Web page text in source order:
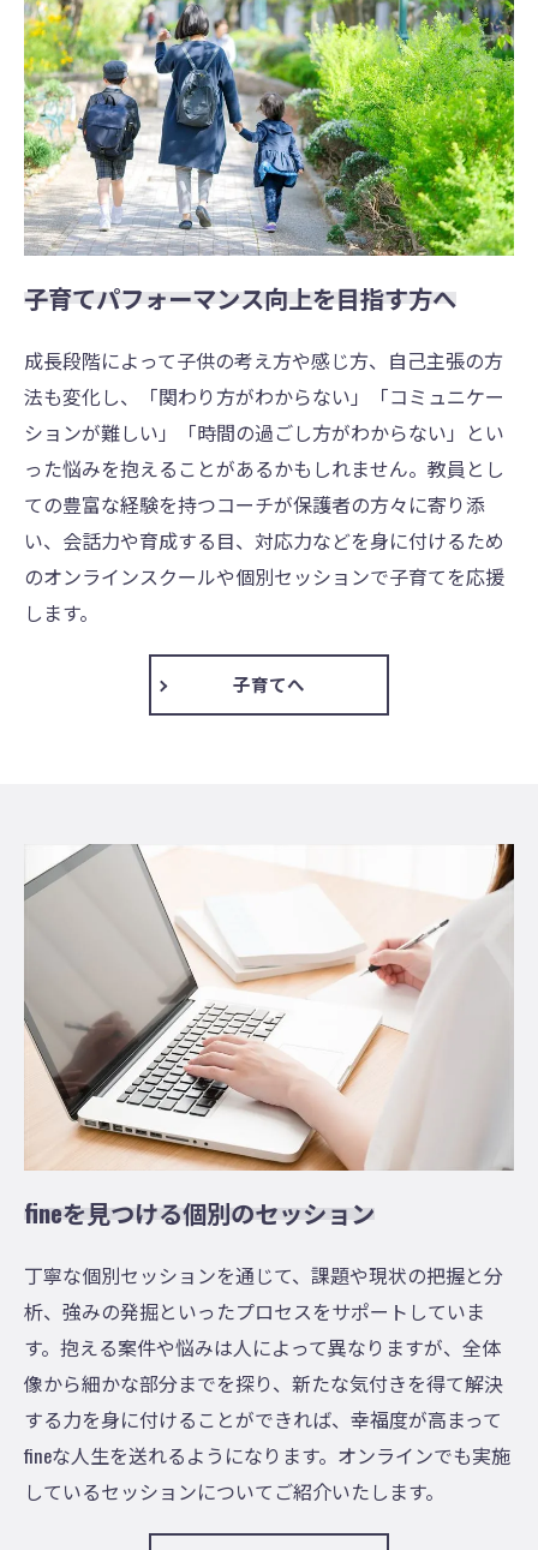
子育てパフォーマンス向上を目指す方へ
成長段階によって子供の考え方や感じ方、自己主張の方
法も変化し、「関わり方がわからない」「コミュニケー
ションが難しい」「時間の過ごし方がわからない」とい
った悩みを抱えることがあるかもしれません。教員とし
ての豊富な経験を持つコーチが保護者の方々に寄り添
い、会話力や育成する目、対応力などを身に付けるため
のオンラインスクールや個別セッションで子育てを応援
します。
子育てへ
fineを見つける個別のセッション
丁寧な個別セッションを通じて、課題や現状の把握と分
析、強みの発掘といったプロセスをサポートしていま
す。抱える案件や悩みは人によって異なりますが、全体
像から細かな部分までを探り、新たな気付きを得て解決
する力を身に付けることができれば、幸福度が高まって
fineな人生を送れるようになります。オンラインでも実施
しているセッションについてご紹介いたします。